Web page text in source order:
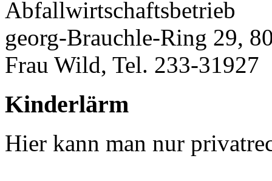
Abfallwirtschaftsbetrieb
georg-Brauchle-Ring 29,
Frau Wild, Tel. 233-31927
Kinderlärm
Hier kann man nur